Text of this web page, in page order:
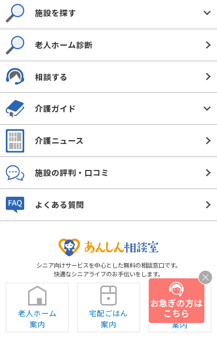
施設を探す
老人ホーム診断
相談する
介護ガイド
介護ニュース
施設の評判・口コミ
よくある質問
シニア向けサービスを中心とした無料の相談窓口です。
快適なシニアライフのお手伝いをします。
老人ホーム
案内
宅配ごはん
案内
補聴器
案内
お急ぎの方は
こちら